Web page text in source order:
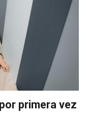
primera vez